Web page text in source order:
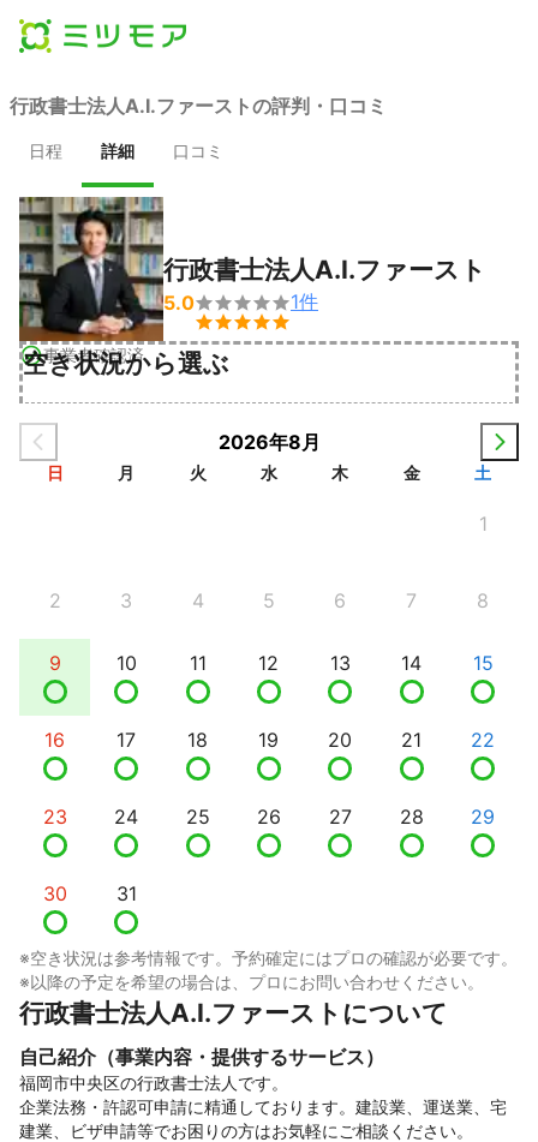
行政書士法人A.I.ファーストの評判・口コミ
日程 詳細 口コミ
事業者確認済
行政書士法人A.I.ファースト
5.0

1件
空き状況から選ぶ
2026年8月
日 月 火 水 木 金 土
1
2 3 4 5 6 7 8
9 10 11 12 13 14 15
16 17 18 19 20 21 22
23 24 25 26 27 28 29
30 31
※空き状況は参考情報です。予約確定にはプロの確認が必要です。
※以降の予定を希望の場合は、プロにお問い合わせください。
行政書士法人A.I.ファーストについて
自己紹介（事業内容・提供するサービス）
福岡市中央区の行政書士法人です。
企業法務・許認可申請に精通しております。建設業、運送業、宅
建業、ビザ申請等でお困りの方はお気軽にご相談ください。